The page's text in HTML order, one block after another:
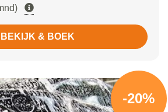
BEKIJK & BOEK
-20%